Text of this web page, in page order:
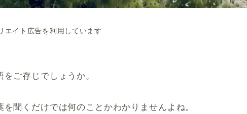
エイト広告を利用しています
をご存じでしょうか。
を聞くだけでは何のことかわかりませんよね。